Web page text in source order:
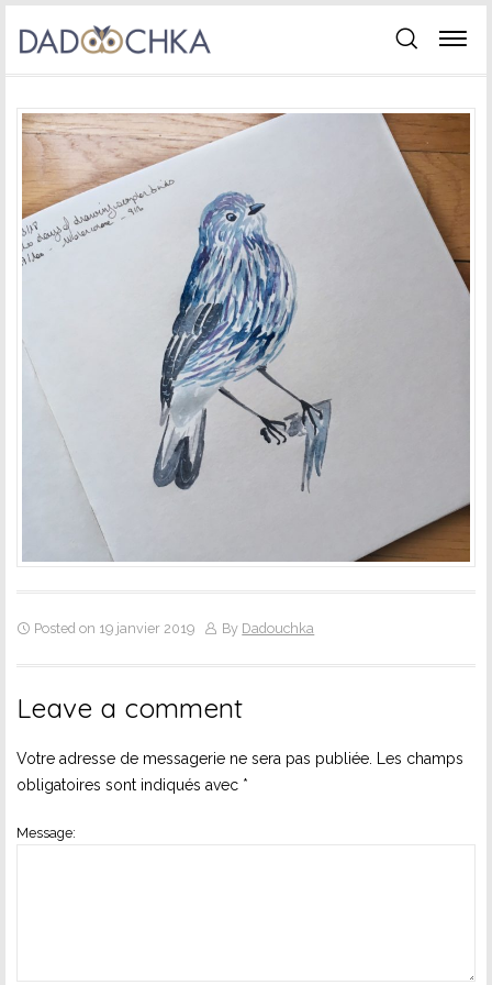
Posted on 19 janvier 2019 By Dadouchka
Leave a comment
Votre adresse de messagerie ne sera pas publiée.
Les champs
obligatoires sont indiqués avec *
Message: